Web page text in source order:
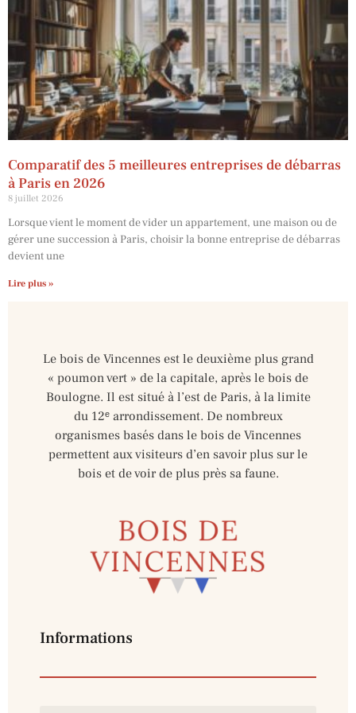
Comparatif des 5 meilleures entreprises de débarras
à Paris en 2026
8 juillet 2026
Lorsque vient le moment de vider un appartement, une maison ou de
gérer une succession à Paris, choisir la bonne entreprise de débarras
devient une
Lire plus »
Le bois de Vincennes est le deuxième plus grand
« poumon vert » de la capitale, après le bois de
Boulogne. Il est situé à l’est de Paris, à la limite
du 12ᵉ arrondissement. De nombreux
organismes basés dans le bois de Vincennes
permettent aux visiteurs d’en savoir plus sur le
bois et de voir de plus près sa faune.
Informations